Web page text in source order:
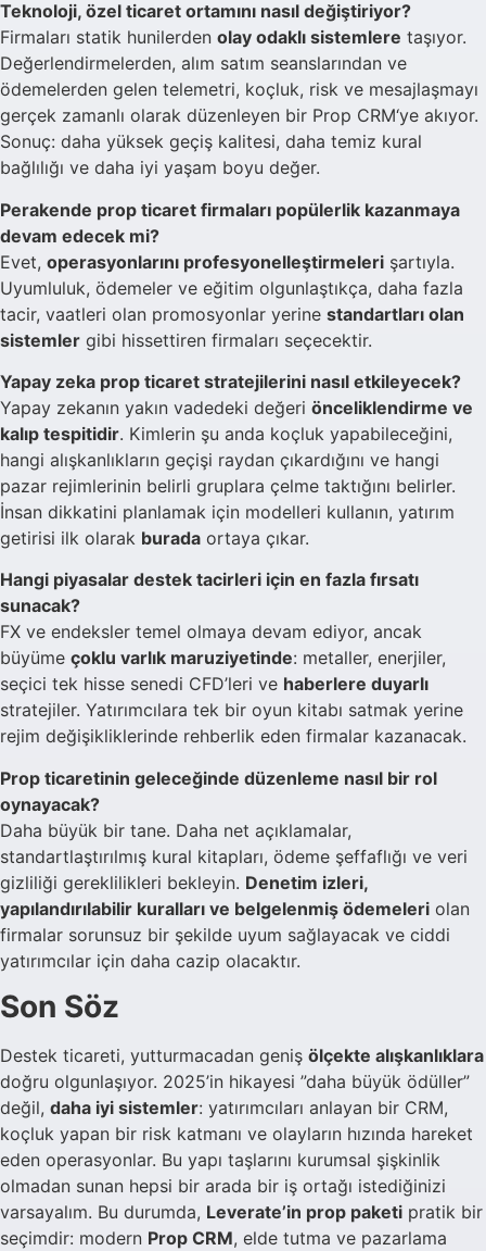
Teknoloji, özel ticaret ortamını nasıl değiştiriyor?
Firmaları statik hunilerden olay odaklı sistemlere taşıyor.
Değerlendirmelerden, alım satım seanslarından ve
ödemelerden gelen telemetri, koçluk, risk ve mesajlaşmayı
gerçek zamanlı olarak düzenleyen bir Prop CRM‘ye akıyor.
Sonuç: daha yüksek geçiş kalitesi, daha temiz kural
bağlılığı ve daha iyi yaşam boyu değer.
Perakende prop ticaret firmaları popülerlik kazanmaya
devam edecek mi?
Evet, operasyonlarını profesyonelleştirmeleri şartıyla.
Uyumluluk, ödemeler ve eğitim olgunlaştıkça, daha fazla
tacir, vaatleri olan promosyonlar yerine standartları olan
sistemler gibi hissettiren firmaları seçecektir.
Yapay zeka prop ticaret stratejilerini nasıl etkileyecek?
Yapay zekanın yakın vadedeki değeri önceliklendirme ve
kalıp tespitidir. Kimlerin şu anda koçluk yapabileceğini,
hangi alışkanlıkların geçişi raydan çıkardığını ve hangi
pazar rejimlerinin belirli gruplara çelme taktığını belirler.
İnsan dikkatini planlamak için modelleri kullanın, yatırım
getirisi ilk olarak burada ortaya çıkar.
Hangi piyasalar destek tacirleri için en fazla fırsatı
sunacak?
FX ve endeksler temel olmaya devam ediyor, ancak
büyüme çoklu varlık maruziyetinde: metaller, enerjiler,
seçici tek hisse senedi CFD’leri ve haberlere duyarlı
stratejiler. Yatırımcılara tek bir oyun kitabı satmak yerine
rejim değişikliklerinde rehberlik eden firmalar kazanacak.
Prop ticaretinin geleceğinde düzenleme nasıl bir rol
oynayacak?
Daha büyük bir tane. Daha net açıklamalar,
standartlaştırılmış kural kitapları, ödeme şeffaflığı ve veri
gizliliği gereklilikleri bekleyin. Denetim izleri,
yapılandırılabilir kuralları ve belgelenmiş ödemeleri olan
firmalar sorunsuz bir şekilde uyum sağlayacak ve ciddi
yatırımcılar için daha cazip olacaktır.
Son Söz
Destek ticareti, yutturmacadan geniş ölçekte alışkanlıklara
doğru olgunlaşıyor. 2025’in hikayesi ”daha büyük ödüller”
değil, daha iyi sistemler: yatırımcıları anlayan bir CRM,
koçluk yapan bir risk katmanı ve olayların hızında hareket
eden operasyonlar. Bu yapı taşlarını kurumsal şişkinlik
olmadan sunan hepsi bir arada bir iş ortağı istediğinizi
varsayalım. Bu durumda, Leverate’in prop paketi pratik bir
seçimdir: modern Prop CRM, elde tutma ve pazarlama